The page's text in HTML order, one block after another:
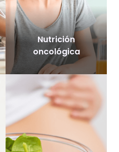
Nutrición
oncológica